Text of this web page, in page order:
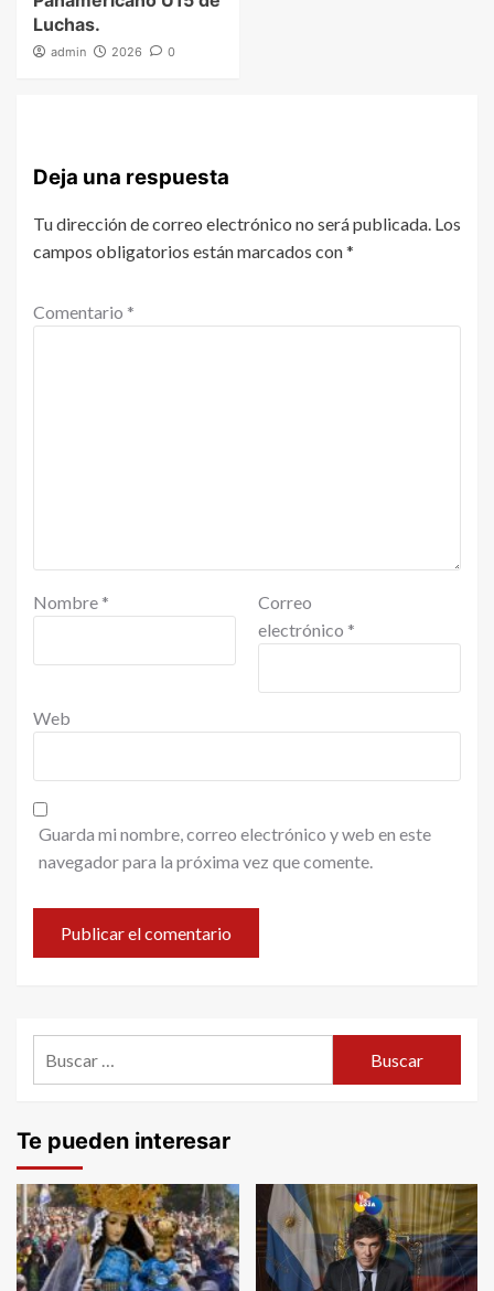
Luchas.
admin 2026 0
Deja una respuesta
Tu dirección de correo electrónico no será publicada. Los
campos obligatorios están marcados con*
Comentario *
Nombre *
Correo
electrónico *
Web
Guarda mi nombre, correo electrónico y web en este
navegador para la próxima vez que comente.
Te pueden interesar